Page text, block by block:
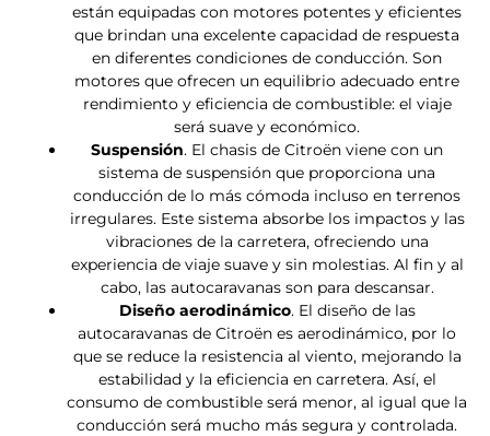
están equipadas con motores potentes y eficientes
que brindan una excelente capacidad de respuesta
en diferentes condiciones de conducción. Son
motores que ofrecen un equilibrio adecuado entre
rendimiento y eficiencia de combustible: el viaje
será suave y económico.
Suspensión. El chasis de Citroën viene con un
sistema de suspensión que proporciona una
conducción de lo más cómoda incluso en terrenos
irregulares. Este sistema absorbe los impactos y las
vibraciones de la carretera, ofreciendo una
experiencia de viaje suave y sin molestias. Al fin y al
cabo, las autocaravanas son para descansar.
Diseño aerodinámico. El diseño de las
autocaravanas de Citroën es aerodinámico, por lo
que se reduce la resistencia al viento, mejorando la
estabilidad y la eficiencia en carretera. Así, el
consumo de combustible será menor, al igual que la
conducción será mucho más segura y controlada.